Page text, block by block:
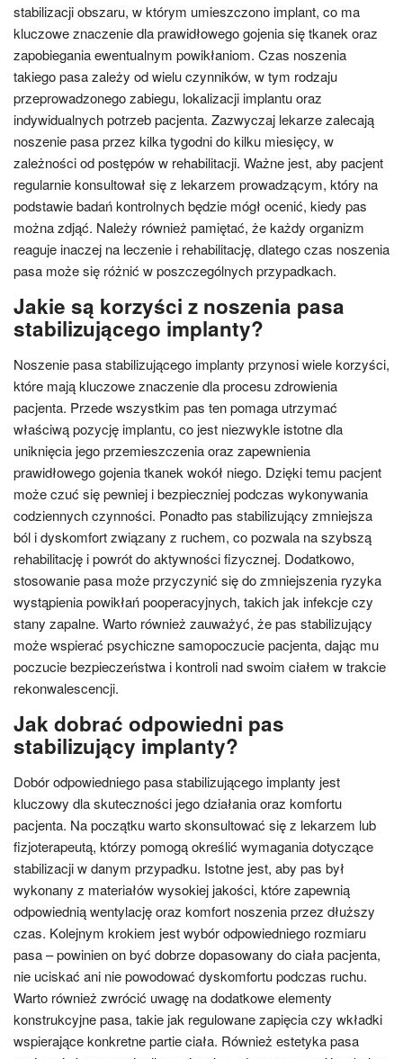
stabilizacji obszaru, w którym umieszczono implant, co ma
kluczowe znaczenie dla prawidłowego gojenia się tkanek oraz
zapobiegania ewentualnym powikłaniom. Czas noszenia
takiego pasa zależy od wielu czynników, w tym rodzaju
przeprowadzonego zabiegu, lokalizacji implantu oraz
indywidualnych potrzeb pacjenta. Zazwyczaj lekarze zalecają
noszenie pasa przez kilka tygodni do kilku miesięcy, w
zależności od postępów w rehabilitacji. Ważne jest, aby pacjent
regularnie konsultował się z lekarzem prowadzącym, który na
podstawie badań kontrolnych będzie mógł ocenić, kiedy pas
można zdjąć. Należy również pamiętać, że każdy organizm
reaguje inaczej na leczenie i rehabilitację, dlatego czas noszenia
pasa może się różnić w poszczególnych przypadkach.
Jakie są korzyści z noszenia pasa
stabilizującego implanty?
Noszenie pasa stabilizującego implanty przynosi wiele korzyści,
które mają kluczowe znaczenie dla procesu zdrowienia
pacjenta. Przede wszystkim pas ten pomaga utrzymać
właściwą pozycję implantu, co jest niezwykle istotne dla
uniknięcia jego przemieszczenia oraz zapewnienia
prawidłowego gojenia tkanek wokół niego. Dzięki temu pacjent
może czuć się pewniej i bezpieczniej podczas wykonywania
codziennych czynności. Ponadto pas stabilizujący zmniejsza
ból i dyskomfort związany z ruchem, co pozwala na szybszą
rehabilitację i powrót do aktywności fizycznej. Dodatkowo,
stosowanie pasa może przyczynić się do zmniejszenia ryzyka
wystąpienia powikłań pooperacyjnych, takich jak infekcje czy
stany zapalne. Warto również zauważyć, że pas stabilizujący
może wspierać psychiczne samopoczucie pacjenta, dając mu
poczucie bezpieczeństwa i kontroli nad swoim ciałem w trakcie
rekonwalescencji.
Jak dobrać odpowiedni pas
stabilizujący implanty?
Dobór odpowiedniego pasa stabilizującego implanty jest
kluczowy dla skuteczności jego działania oraz komfortu
pacjenta. Na początku warto skonsultować się z lekarzem lub
fizjoterapeutą, którzy pomogą określić wymagania dotyczące
stabilizacji w danym przypadku. Istotne jest, aby pas był
wykonany z materiałów wysokiej jakości, które zapewnią
odpowiednią wentylację oraz komfort noszenia przez dłuższy
czas. Kolejnym krokiem jest wybór odpowiedniego rozmiaru
pasa – powinien on być dobrze dopasowany do ciała pacjenta,
nie uciskać ani nie powodować dyskomfortu podczas ruchu.
Warto również zwrócić uwagę na dodatkowe elementy
konstrukcyjne pasa, takie jak regulowane zapięcia czy wkładki
wspierające konkretne partie ciała. Również estetyka pasa